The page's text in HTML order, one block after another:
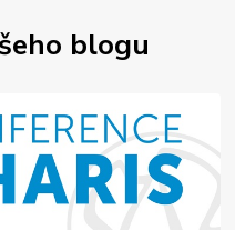
blogu